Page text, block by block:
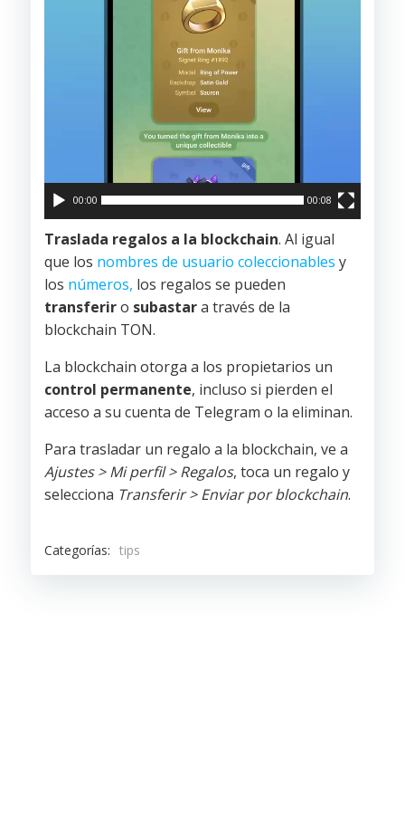
00:00 00:08
Traslada regalos a la blockchain. Al igual
que los nombres de usuario coleccionables y
los números, los regalos se pueden
transferiro subastara través de la
blockchain TON.
La blockchain otorga a los propietarios un
control permanente, incluso si pierden el
acceso a su cuenta de Telegram o la eliminan.
Para trasladar un regalo a la blockchain, ve a
Ajustes > Mi perfil > Regalos, toca un regalo y
selecciona Transferir > Enviar por blockchain.
Categorías: tips